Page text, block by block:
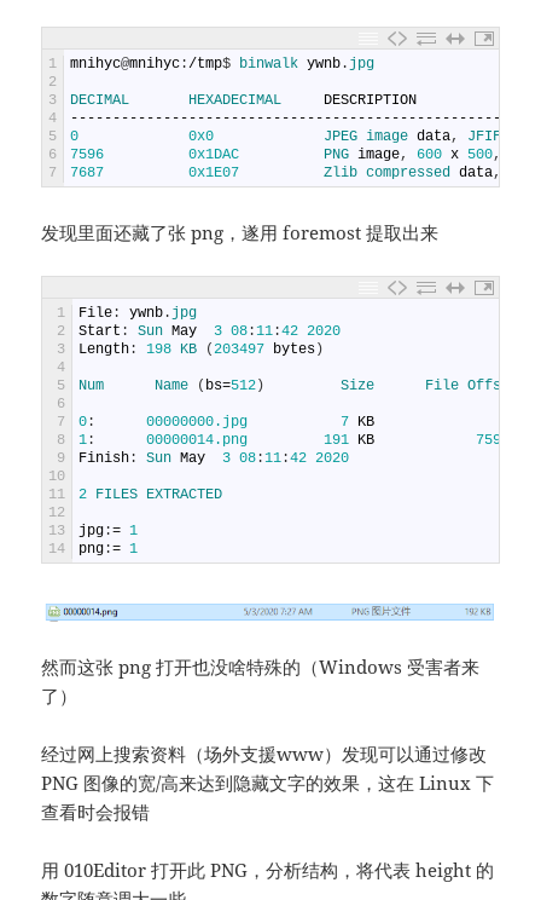
1
2
3
4
5
6
7
mnihyc@mnihyc :/tmp$ binwalk ywnb . jpg
DECIMAL HEXADECIMAL DESCRIPTION
0
0x0 JPEG image data, JFIF
7596
0x1DAC PNG image, 600 x 500,
7687
0x1E07 Zlib compressed data,
发现里面还藏了张 png，遂用 foremost 提取出来
1
2
3
4
5
6
7
8
9
10
11
12
13
14
File : ywnb . jpg
Start : Sun May 3 08 :11 :42 2020
Length : 198 KB (203497 bytes )
Num Name ( bs=512 ) Size File
0 : 00000000.jpg 7 KB
1 : 00000014.png 191 KB
7596
Finish : Sun May 3 08 :11 :42 2020
2 FILES EXTRACTED
jpg := 1
png := 1
然而这张 png 打开也没啥特殊的（Windows 受害者来
了）
经过网上搜索资料（场外支援www）发现可以通过修改
PNG 图像的宽/高来达到隐藏文字的效果，这在 Linux 下
查看时会报错
用 010Editor 打开此 PNG，分析结构，将代表 height 的